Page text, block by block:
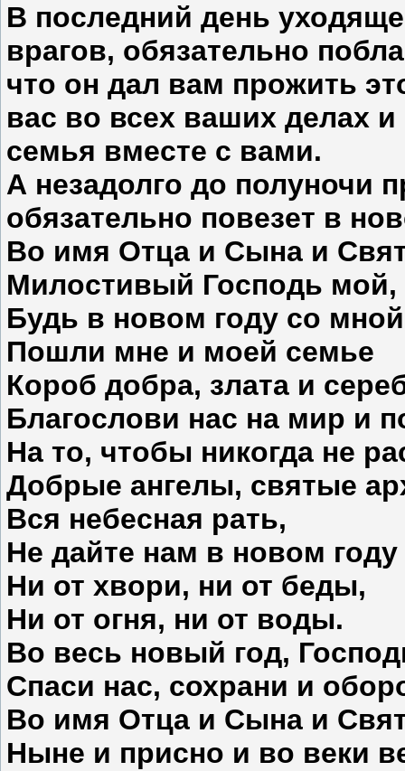
В последний день
врагов, обязательно
что он дал вам прожить
вас во всех ваших делах
семья вместе с вами.
А незадолго до полуночи
обязательно повезет в
Во имя Отца и Сына и
Милостивый Господь мой,
Будь в новом году со
Пошли мне и моей семье
Короб добра, злата и
Благослови нас на мир и
На то, чтобы никогда не
Добрые ангелы, святые
Вся небесная рать,
Не дайте нам в новом году
Ни от хвори, ни от беды,
Ни от огня, ни от воды.
Во весь новый год,
Спаси нас, сохрани и
Во имя Отца и Сына и
Ныне и присно и во веки